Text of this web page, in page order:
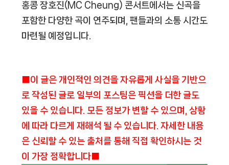
홍콩 장호진(MC Cheung) 콘서트에서는 신곡을
포함한 다양한 곡이 연주되며, 팬들과의 소통 시간도
마련될 예정입니다.
■이 글은 개인적인 의견을 자유롭게 사실을 기반으
로 작성된 글로 일부의 포스팅은 픽션을 더한 글도
있을 수 있습니다. 모든 정보가 변할 수 있으며, 상황
에 따라 다르게 재해석 될 수 있습니다. 자세한 내용
은 신뢰할 수 있는 출처를 통해 직접 확인하시는 것
이 가장 정확합니다■